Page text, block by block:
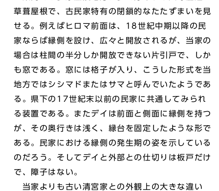
草葺屋根で、古民家特有の閉鎖的なたたずまいを見
せる。例えばヒロマ前面は、18世紀中期以降の民
家ならば縁側を設け、広々と開放されるが、当家の
場合は柱間の半分しか開放できない片引戸で、しか
も窓である。窓には格子が入り、こうした形式を当
地方ではシシマドまたはサマと呼んでいたようであ
る。県下の17世紀末以前の民家に共通してみられ
る装置である。またデイは前面と側面に縁側を持つ
が、その奥行きは浅く、縁台を固定したような形で
ある。民家における縁側の発生期の姿を示している
のだろう。そしてデイと外部との仕切りは板戸だけ
で、障子はない。
当家よりも古い清宮家との外観上の大きな違い